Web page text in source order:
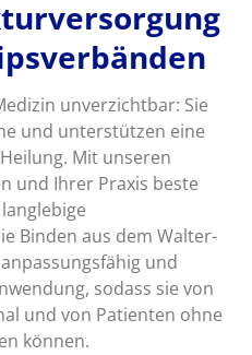
unverzichtbar: Sie
und unterstützen eine
Mit unseren
und Ihrer Praxis beste
Binden aus dem Walter-
und
sodass sie von
und von Patienten ohne
können.